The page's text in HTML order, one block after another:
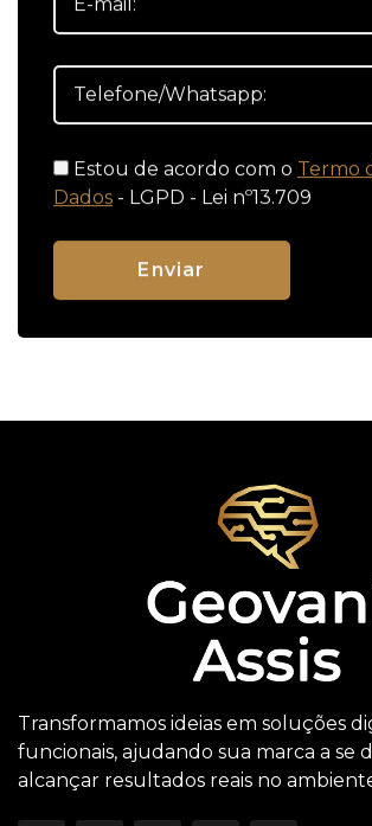
Estou de acordo com o Termo
Dados - LGPD - Lei nº13.709
Transformamos ideias em soluções
funcionais, ajudando sua marca a se
alcançar resultados reais no